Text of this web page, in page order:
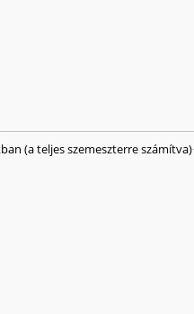
(a teljes szemeszterre számítva)